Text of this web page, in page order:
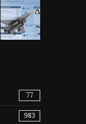
77
983